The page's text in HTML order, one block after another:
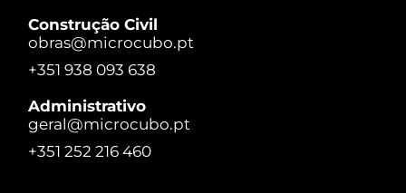
Construção Civil
obras@microcubo.pt
+351 938 093 638
Administrativo
geral@microcubo.pt
+351 252 216 460